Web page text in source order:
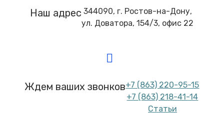
Наш адрес 344090, г. Ростов-на-Дону,
ул. Доватора, 154/3, офис 22
Ждем ваших звонков+7 (863) 220-95-15
+7 (863) 218-41-14
Статьи